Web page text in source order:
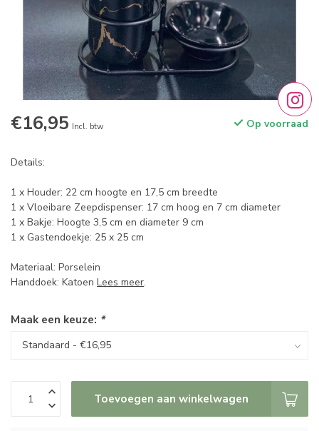
€16,95 Incl. btw Op voorraad
Details:
1 x Houder: 22 cm hoogte en 17,5 cm breedte
1 x Vloeibare Zeepdispenser: 17 cm hoog en 7 cm diameter
1 x Bakje: Hoogte 3,5 cm en diameter 9 cm
1 x Gastendoekje: 25 x 25 cm
Materiaal: Porselein
Handdoek: Katoen Lees meer.
Maak een keuze: *
Toevoegen aan winkelwagen